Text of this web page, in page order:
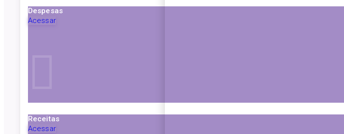
Despesas
Acessar
Receitas
Acessar